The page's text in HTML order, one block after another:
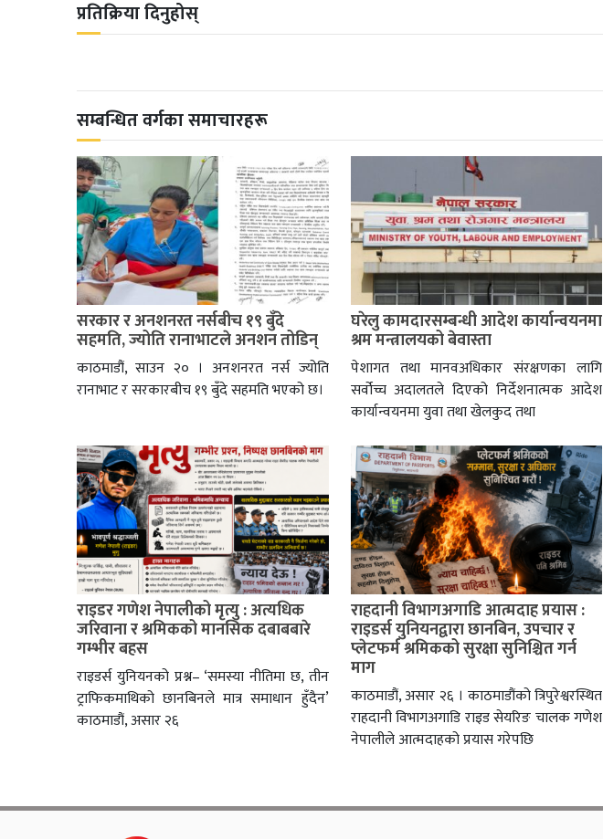
प्रतिक्रिया दिनुहोस्
सम्बन्धित वर्गका समाचारहरू
सरकार र अनशनरत नर्सबीच १९ बुँदे
सहमति, ज्योति रानाभाटले अनशन तोडिन्
काठमाडौं, साउन २० । अनशनरत नर्स ज्योति
रानाभाट र सरकारबीच १९ बुँदे सहमति भएको छ।
घरेलु कामदारसम्बन्धी आदेश कार्यान्वयनमा
श्रम मन्त्रालयको बेवास्ता
पेशागत तथा मानवअधिकार संरक्षणका लागि
सर्वोच्च अदालतले दिएको निर्देशनात्मक आदेश
कार्यान्वयनमा युवा तथा खेलकुद तथा
राइडर गणेश नेपालीको मृत्यु : अत्यधिक
जरिवाना र श्रमिकको मानसिक दबाबबारे
गम्भीर बहस
राइडर्स युनियनको प्रश्न– ‘समस्या नीतिमा छ, तीन
ट्राफिकमाथिको छानबिनले मात्र समाधान हुँदैन’
काठमाडौं, असार २६
राहदानी विभागअगाडि आत्मदाह प्रयास :
राइडर्स युनियनद्वारा छानबिन, उपचार र
प्लेटफर्म श्रमिकको सुरक्षा सुनिश्चित गर्न
माग
काठमाडौं, असार २६ । काठमाडौंको त्रिपुरेश्वरस्थित
राहदानी विभागअगाडि राइड सेयरिङ चालक गणेश
नेपालीले आत्मदाहको प्रयास गरेपछि